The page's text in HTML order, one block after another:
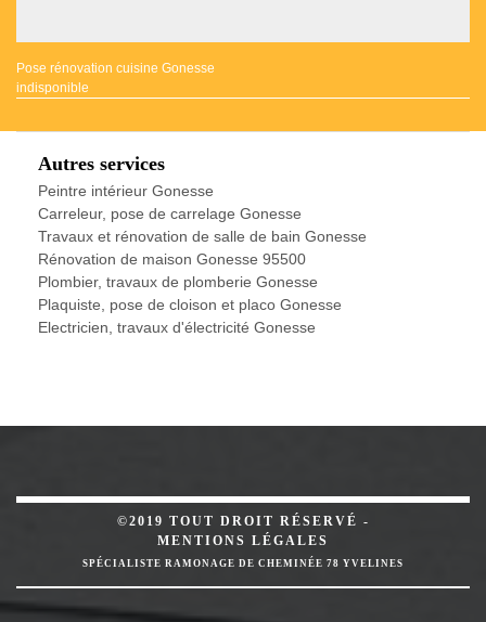
Pose rénovation cuisine Gonesse
indisponible
Autres services
Peintre intérieur Gonesse
Carreleur, pose de carrelage Gonesse
Travaux et rénovation de salle de bain Gonesse
Rénovation de maison Gonesse 95500
Plombier, travaux de plomberie Gonesse
Plaquiste, pose de cloison et placo Gonesse
Electricien, travaux d'électricité Gonesse
©2019 TOUT DROIT RÉSERVÉ -
MENTIONS LÉGALES
SPÉCIALISTE RAMONAGE DE CHEMINÉE 78 YVELINES